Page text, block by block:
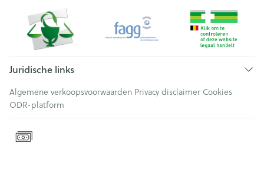
Juridische links
Algemene verkoopsvoorwaarden Privacy disclaimer Cookies
ODR-platform